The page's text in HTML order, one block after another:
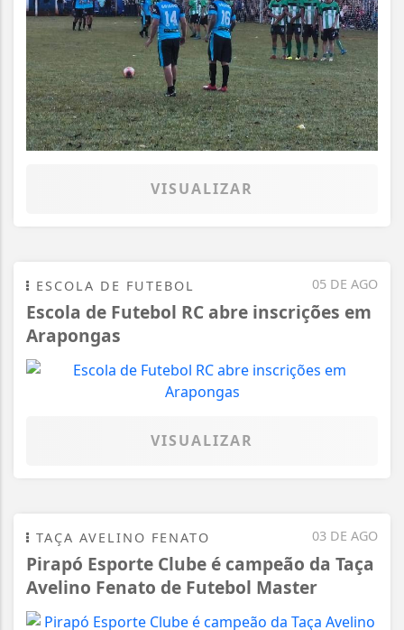
VISUALIZAR
05 DE AGO
ESCOLA DE FUTEBOL
Escola de Futebol RC abre inscrições em
Arapongas
VISUALIZAR
03 DE AGO
TAÇA AVELINO FENATO
Pirapó Esporte Clube é campeão da Taça
Avelino Fenato de Futebol Master